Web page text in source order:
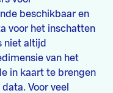
beschikbaar en
voor het inschatten
niet altijd
van het
in kaart te brengen
Voor veel